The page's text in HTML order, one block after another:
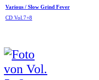
Various / Slow Grind Fever
CD Vol.7+8